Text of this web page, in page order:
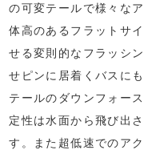
の可変テールで様々な
体高のあるフラットサ
せる変則的なフラッシ
せピンに居着くバスに
テールのダウンフォー
定性は水面から飛び出
す。また超低速でのア